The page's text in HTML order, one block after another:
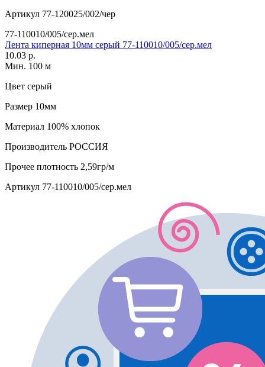
Артикул 77-120025/002/чер
77-110010/005/сер.мел
Лента киперная 10мм серый 77-110010/005/сер.мел
10.03 р.
Мин. 100 м
Цвет серый
Размер 10мм
Материал 100% хлопок
Производитель РОССИЯ
Прочее плотность 2,59гр/м
Артикул 77-110010/005/сер.мел